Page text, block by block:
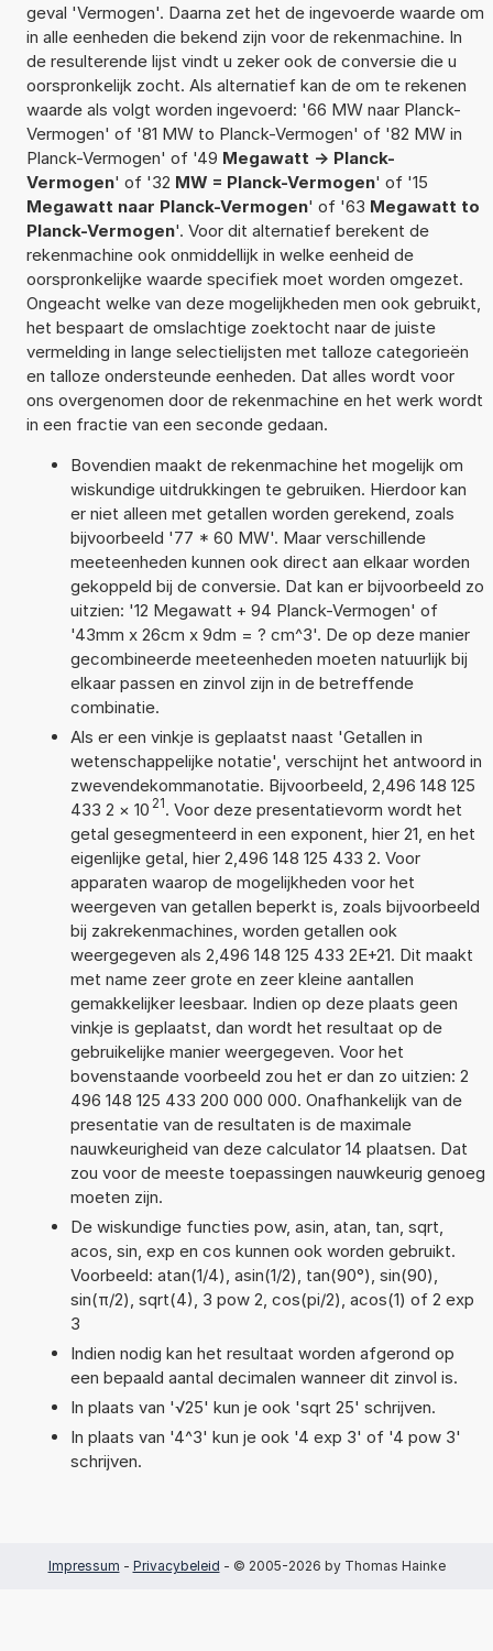
geval 'Vermogen'. Daarna zet het de ingevoerde waarde om
in alle eenheden die bekend zijn voor de rekenmachine. In
de resulterende lijst vindt u zeker ook de conversie die u
oorspronkelijk zocht. Als alternatief kan de om te rekenen
waarde als volgt worden ingevoerd: '66 MW naar Planck-
Vermogen' of '81 MW to Planck-Vermogen' of '82 MW in
Planck-Vermogen' of '49 Megawatt -> Planck-
Vermogen' of '32 MW = Planck-Vermogen' of '15
Megawatt naar Planck-Vermogen' of '63 Megawatt to
Planck-Vermogen'. Voor dit alternatief berekent de
rekenmachine ook onmiddellijk in welke eenheid de
oorspronkelijke waarde specifiek moet worden omgezet.
Ongeacht welke van deze mogelijkheden men ook gebruikt,
het bespaart de omslachtige zoektocht naar de juiste
vermelding in lange selectielijsten met talloze categorieën
en talloze ondersteunde eenheden. Dat alles wordt voor
ons overgenomen door de rekenmachine en het werk wordt
in een fractie van een seconde gedaan.
Bovendien maakt de rekenmachine het mogelijk om
wiskundige uitdrukkingen te gebruiken. Hierdoor kan
er niet alleen met getallen worden gerekend, zoals
bijvoorbeeld '77 * 60 MW'. Maar verschillende
meeteenheden kunnen ook direct aan elkaar worden
gekoppeld bij de conversie. Dat kan er bijvoorbeeld zo
uitzien: '12 Megawatt + 94 Planck-Vermogen' of
'43mm x 26cm x 9dm = ? cm^3'. De op deze manier
gecombineerde meeteenheden moeten natuurlijk bij
elkaar passen en zinvol zijn in de betreffende
combinatie.
Als er een vinkje is geplaatst naast 'Getallen in
wetenschappelijke notatie', verschijnt het antwoord in
zwevendekommanotatie. Bijvoorbeeld, 2,496 148 125
433 2 × 10 21. Voor deze presentatievorm wordt het
getal gesegmenteerd in een exponent, hier 21, en het
eigenlijke getal, hier 2,496 148 125 433 2. Voor
apparaten waarop de mogelijkheden voor het
weergeven van getallen beperkt is, zoals bijvoorbeeld
bij zakrekenmachines, worden getallen ook
weergegeven als 2,496 148 125 433 2E+21. Dit maakt
met name zeer grote en zeer kleine aantallen
gemakkelijker leesbaar. Indien op deze plaats geen
vinkje is geplaatst, dan wordt het resultaat op de
gebruikelijke manier weergegeven. Voor het
bovenstaande voorbeeld zou het er dan zo uitzien: 2
496 148 125 433 200 000 000. Onafhankelijk van de
presentatie van de resultaten is de maximale
nauwkeurigheid van deze calculator 14 plaatsen. Dat
zou voor de meeste toepassingen nauwkeurig genoeg
moeten zijn.
De wiskundige functies pow, asin, atan, tan, sqrt,
acos, sin, exp en cos kunnen ook worden gebruikt.
Voorbeeld: atan(1/4), asin(1/2), tan(90°), sin(90),
sin(π/2), sqrt(4), 3 pow 2, cos(pi/2), acos(1) of 2 exp
3
Indien nodig kan het resultaat worden afgerond op
een bepaald aantal decimalen wanneer dit zinvol is.
In plaats van '√25' kun je ook 'sqrt 25' schrijven.
In plaats van '4^3' kun je ook '4 exp 3' of '4 pow 3'
schrijven.
Impressum - Privacybeleid - © 2005-2026 by Thomas Hainke